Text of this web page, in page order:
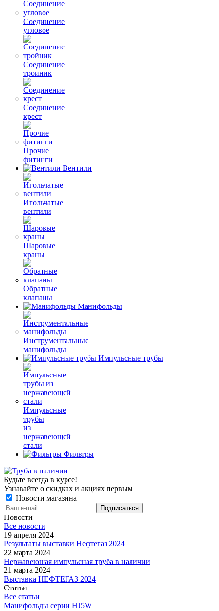
Соединение
угловое
Соединение
тройник
Соединение
крест
Прочие
фитинги
Вентили
Игольчатые
вентили
Шаровые
краны
Обратные
клапаны
Манифольды
Инструментальные
манифольды
Импульсные трубы
Импульсные
трубы
из
нержавеющей
стали
Фильтры
Будьте всегда в курсе!
Узнавайте о скидках и акциях первым
Новости магазина
Новости
Все новости
19 апреля 2024
Результаты выставки Нефтегаз 2024
22 марта 2024
Нержавеющая импульсная труба в наличии
21 марта 2024
Выставка НЕФТЕГАЗ 2024
Статьи
Все статьи
Манифольды серии HJ5W